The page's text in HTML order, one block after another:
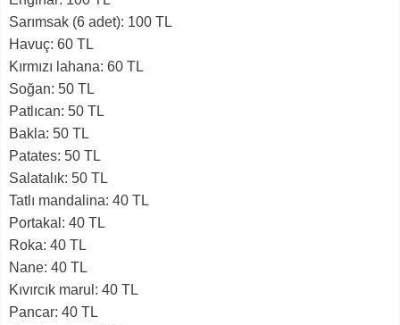
Sarımsak (6 adet): 100 TL
Havuç: 60 TL
Kırmızı lahana: 60 TL
Soğan: 50 TL
Patlıcan: 50 TL
Bakla: 50 TL
Patates: 50 TL
Salatalık: 50 TL
Tatlı mandalina: 40 TL
Portakal: 40 TL
Roka: 40 TL
Nane: 40 TL
Kıvırcık marul: 40 TL
Pancar: 40 TL